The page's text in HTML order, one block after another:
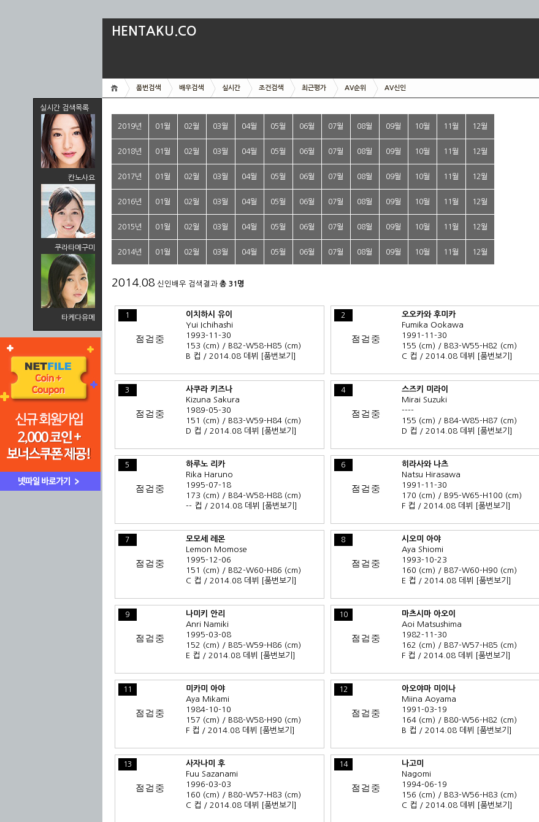
실시간 검색목록
칸노사요
쿠라타메구미
타케다유메
HENTAKU.CO
품번검색 배우검색 실시간 조건검색 최근평가 AV순위 AV신인
2019년 01월 02월 03월 04월 05월 06월 07월 08월 09월 10월 11월 12월
2018년 01월 02월 03월 04월 05월 06월 07월 08월 09월 10월 11월 12월
2017년 01월 02월 03월 04월 05월 06월 07월 08월 09월 10월 11월 12월
2016년 01월 02월 03월 04월 05월 06월 07월 08월 09월 10월 11월 12월
2015년 01월 02월 03월 04월 05월 06월 07월 08월 09월 10월 11월 12월
2014년 01월 02월 03월 04월 05월 06월 07월 08월 09월 10월 11월 12월
2014.08 신인배우 검색결과 총 31명
1
이치하시 유이
Yui Ichihashi
1993-11-30
153 (cm) / B82-W58-H85 (cm)
B 컵 / 2014.08 데뷔
[품번보기]
2
오오카와 후미카
Fumika Ookawa
1991-11-30
155 (cm) / B83-W55-H82 (cm)
C 컵 / 2014.08 데뷔
[품번보기]
3
사쿠라 키즈나
Kizuna Sakura
1989-05-30
151 (cm) / B83-W59-H84 (cm)
D 컵 / 2014.08 데뷔
[품번보기]
4
스즈키 미라이
Mirai Suzuki
----
155 (cm) / B84-W85-H87 (cm)
D 컵 / 2014.08 데뷔
[품번보기]
5
하루노 리카
Rika Haruno
1995-07-18
173 (cm) / B84-W58-H88 (cm)
-- 컵 / 2014.08 데뷔
[품번보기]
6
히라사와 나츠
Natsu Hirasawa
1991-11-30
170 (cm) / B95-W65-H100 (cm)
F 컵 / 2014.08 데뷔
[품번보기]
7
모모세 레몬
Lemon Momose
1995-12-06
151 (cm) / B82-W60-H86 (cm)
C 컵 / 2014.08 데뷔
[품번보기]
8
시오미 아야
Aya Shiomi
1993-10-23
160 (cm) / B87-W60-H90 (cm)
E 컵 / 2014.08 데뷔
[품번보기]
9
나미키 안리
Anri Namiki
1995-03-08
152 (cm) / B85-W59-H86 (cm)
E 컵 / 2014.08 데뷔
[품번보기]
10
마츠시마 아오이
Aoi Matsushima
1982-11-30
162 (cm) / B87-W57-H85 (cm)
F 컵 / 2014.08 데뷔
[품번보기]
11
미카미 아야
Aya Mikami
1984-10-10
157 (cm) / B88-W58-H90 (cm)
F 컵 / 2014.08 데뷔
[품번보기]
12
아오야마 미이나
Miina Aoyama
1991-03-19
164 (cm) / B80-W56-H82 (cm)
B 컵 / 2014.08 데뷔
[품번보기]
13
사자나미 후
Fuu Sazanami
1996-03-03
160 (cm) / B80-W57-H83 (cm)
C 컵 / 2014.08 데뷔
[품번보기]
14
나고미
Nagomi
1994-06-19
156 (cm) / B83-W56-H83 (cm)
C 컵 / 2014.08 데뷔
[품번보기]